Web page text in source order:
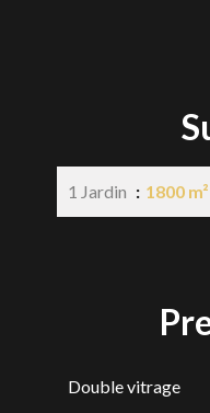
1 Jardin 1800 m²
Double vitrage